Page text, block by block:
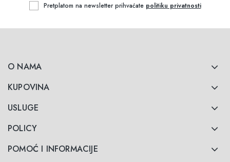
O NAMA
KUPOVINA
USLUGE
POLICY
POMOĆ I INFORMACIJE
Pretplatom na newsletter prihvaćate politiku privatnosti